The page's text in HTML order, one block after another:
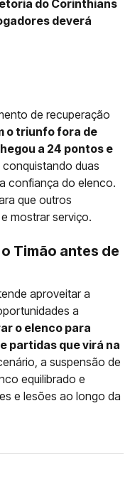
do Corinthians
deverá
de recuperação
o triunfo fora de
a 24 pontos e
conquistando duas
confiança do elenco.
que outros
mostrar serviço.
Timão antes de
aproveitar a
a
o elenco para
partidas que virá na
a suspensão de
equilibrado e
e lesões ao longo da